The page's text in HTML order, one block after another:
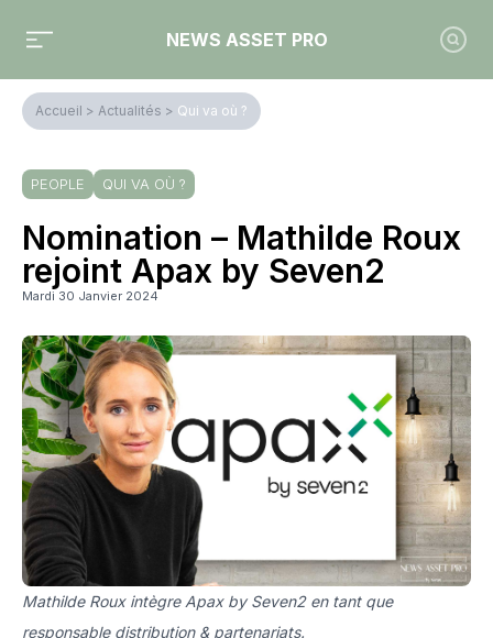
NEWS ASSET PRO
Accueil > Actualités > Qui va où ?
PEOPLE QUI VA OÙ ?
Nomination – Mathilde Roux
rejoint Apax by Seven2
Mardi 30 Janvier 2024
Mathilde Roux intègre Apax by Seven2 en tant que
responsable distribution & partenariats.